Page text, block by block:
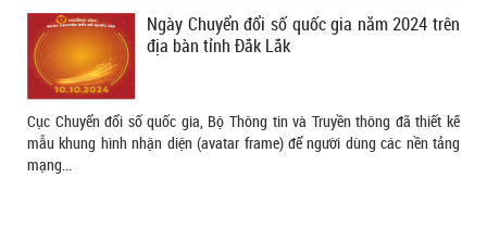
Ngày Chuyển đổi số quốc gia năm 2024 trên
địa bàn tỉnh Đắk Lắk
Cục Chuyển đổi số quốc gia, Bộ Thông tin và Truyền thông đã thiết kế
mẫu khung hình nhận diện (avatar frame) để người dùng các nền tảng
mạng...